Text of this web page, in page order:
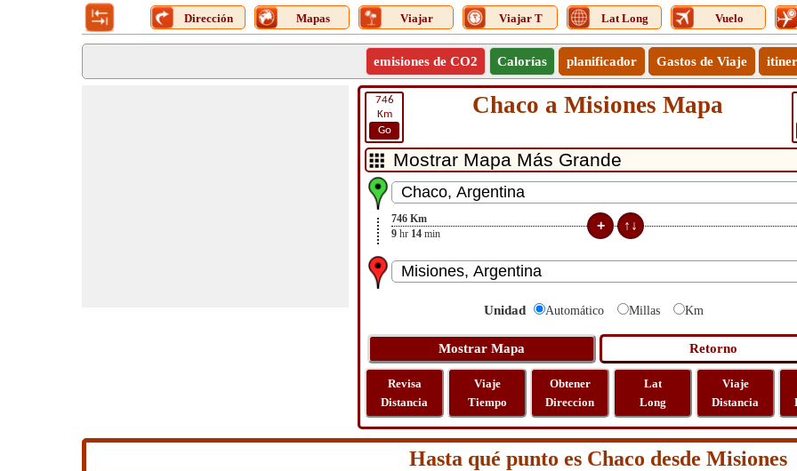
Dirección Mapas Viajar Viajar T Lat Long Vuelo
emisiones de CO2 Calorías planificador Gastos de Viaje
746
Km
Go
Chaco a Misiones Mapa
746 Km
9 hr 14 min
Unidad Automático Millas Km
Revisa
Distancia
Viaje
Tiempo
Obtener
Direccion
Lat
Long
Viaje
Distancia
Hasta qué punto es Chaco desde Misiones